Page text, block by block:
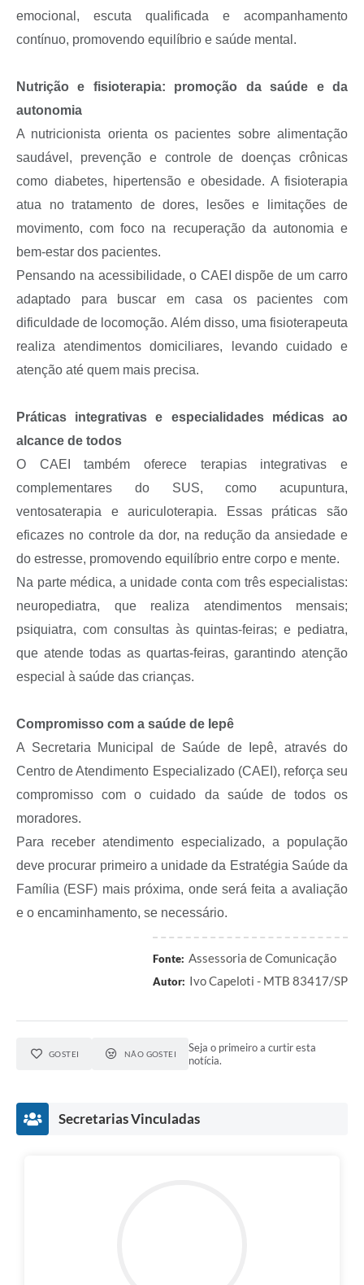
emocional, escuta qualificada e acompanhamento
contínuo, promovendo equilíbrio e saúde mental.
Nutrição e fisioterapia: promoção da saúde e da
autonomia
A nutricionista orienta os pacientes sobre alimentação
saudável, prevenção e controle de doenças crônicas
como diabetes, hipertensão e obesidade. A fisioterapia
atua no tratamento de dores, lesões e limitações de
movimento, com foco na recuperação da autonomia e
bem-estar dos pacientes.
Pensando na acessibilidade, o CAEI dispõe de um carro
adaptado para buscar em casa os pacientes com
dificuldade de locomoção. Além disso, uma fisioterapeuta
realiza atendimentos domiciliares, levando cuidado e
atenção até quem mais precisa.
Práticas integrativas e especialidades médicas ao
alcance de todos
O CAEI também oferece terapias integrativas e
complementares do SUS, como acupuntura,
ventosaterapia e auriculoterapia. Essas práticas são
eficazes no controle da dor, na redução da ansiedade e
do estresse, promovendo equilíbrio entre corpo e mente.
Na parte médica, a unidade conta com três especialistas:
neuropediatra, que realiza atendimentos mensais;
psiquiatra, com consultas às quintas-feiras; e pediatra,
que atende todas as quartas-feiras, garantindo atenção
especial à saúde das crianças.
Compromisso com a saúde de Iepê
A Secretaria Municipal de Saúde de Iepê, através do
Centro de Atendimento Especializado (CAEI), reforça seu
compromisso com o cuidado da saúde de todos os
moradores.
Para receber atendimento especializado, a população
deve procurar primeiro a unidade da Estratégia Saúde da
Família (ESF) mais próxima, onde será feita a avaliação
e o encaminhamento, se necessário.
Fonte: Assessoria de Comunicação
Autor: Ivo Capeloti - MTB 83417/SP
GOSTEI NÃO GOSTEI
Seja o primeiro a curtir esta
notícia.
Secretarias Vinculadas